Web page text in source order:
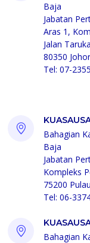
Baja
Jabatan
Aras 1,
Jalan
80350
Tel: 07-
Bahagian
Baja
Jabatan
Kompleks
75200
Tel: 06-
Bahagian